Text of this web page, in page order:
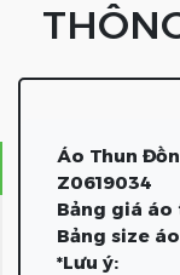
Áo Thun
Z0619034
Bảng giá
Bảng size
*Lưu ý: